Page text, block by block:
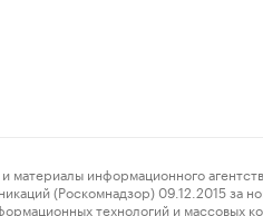
информационного агентства
(Роскомнадзор) 09.12.2015
технологий и